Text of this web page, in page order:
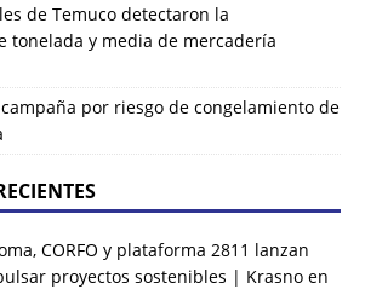
de Temuco detectaron la
tonelada y media de mercadería
por riesgo de congelamiento de
CORFO y plataforma 2811 lanzan
proyectos sostenibles | Krasno en